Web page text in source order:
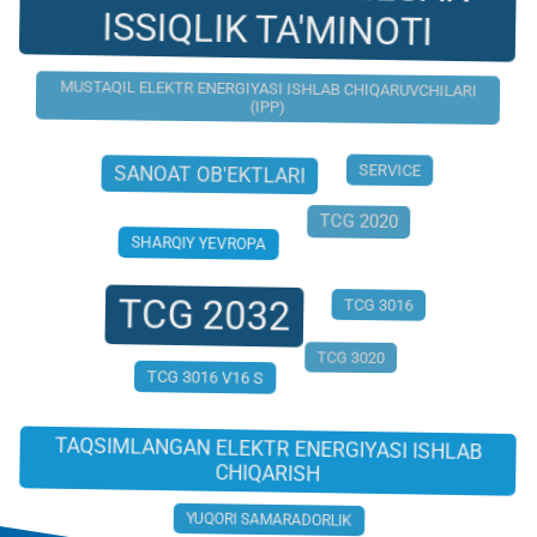
ISSIQLIK TA'MINOTI
MUSTAQIL ELEKTR ENERGIYASI ISHLAB CHIQARUVCHILARI
(IPP)
SANOAT OB'EKTLARI SERVICE
SHARQIY YEVROPA
TCG 2020
TCG 2032 TCG 3016
TCG 3016 V16 S
TAQSIMLANGAN ELEKTR ENERGIYASI ISHLAB
CHIQARISH